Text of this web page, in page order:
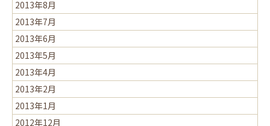
2013年8月
2013年7月
2013年6月
2013年5月
2013年4月
2013年2月
2013年1月
2012年12月